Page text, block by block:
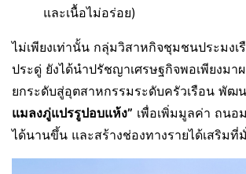
และเนื้อไม่อร่อย)
ไม่เพียงเท่านั้น กลุ่มวิสาหกิจชุมชนประมงเ
ประดู่ ยังได้นำปรัชญาเศรษฐกิจพอเพียงมา
ยกระดับสู่อุตสาหกรรมระดับครัวเรือน พั
แมลงภู่แปรรูปอบแห้ง” เพื่อเพิ่มมูลค่า ถนอ
ได้นานขึ้น และสร้างช่องทางรายได้เสริม